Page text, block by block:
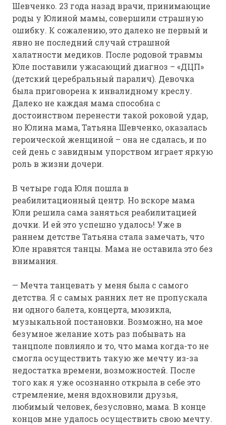
Шевченко. 23 года назад врачи, принимающие
роды у Юлиной мамы, совершили страшную
ошибку. К сожалению, это далеко не первый и
явно не последний случай страшной
халатности медиков. После родовой травмы
Юле поставили ужасающий диагноз – «ДЦП»
(детский церебральный паралич). Девочка
была приговорена к инвалидному креслу.
Далеко не каждая мама способна с
достоинством перенести такой роковой удар,
но Юлина мама, Татьяна Шевченко, оказалась
героической женщиной – она не сдалась, и по
сей день с завидным упорством играет яркую
роль в жизни дочери.
В четыре года Юля пошла в
реабилитационный центр. Но вскоре мама
Юли решила сама заняться реабилитацией
дочки. И ей это успешно удалось! Уже в
раннем детстве Татьяна стала замечать, что
Юле нравятся танцы. Мама не оставила это без
внимания.
— Мечта танцевать у меня была с самого
детства. Я с самых ранних лет не пропускала
ни одного балета, концерта, мюзикла,
музыкальной постановки. Возможно, на мое
безумное желание хоть раз побывать на
танцполе повлияло и то, что мама когда-то не
смогла осуществить такую же мечту из-за
недостатка времени, возможностей. После
того как я уже осознанно открыла в себе это
стремление, меня вдохновили друзья,
любимый человек, безусловно, мама. В конце
концов мне удалось осуществить свою мечту.